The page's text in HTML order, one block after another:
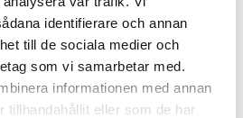
identifierare och annan
till de sociala medier och
som vi samarbetar med.
informationen med annan
tillhandahållit eller som de har
Lägg till i favoriter
2 st i lager
AMIG8039